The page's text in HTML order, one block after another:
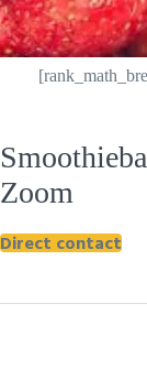
Zoom
Direct contact